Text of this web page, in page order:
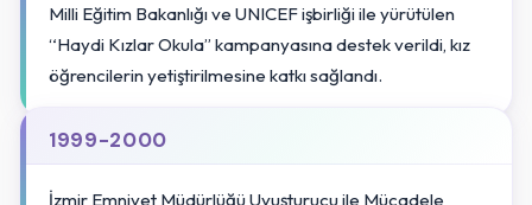
Milli Eğitim Bakanlığı ve UNICEF işbirliği ile yürütülen
“Haydi Kızlar Okula” kampanyasına destek verildi, kız
öğrencilerin yetiştirilmesine katkı sağlandı.
1999-2000
İzmir Emniyet Müdürlüğü Uyuşturucu ile Mücadele